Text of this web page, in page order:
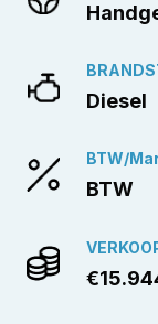
Diesel
BTW/
BTW